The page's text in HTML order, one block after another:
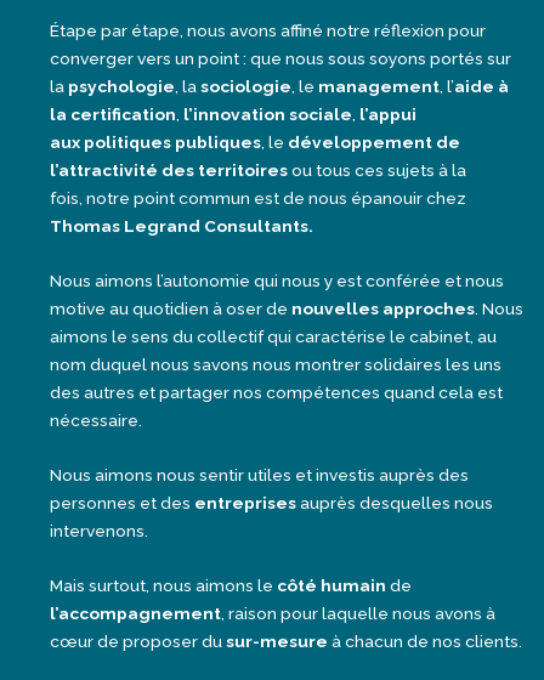
Étape par étape, nous avons affiné notre réflexion pour
converger vers un point : que nous sous soyons portés sur
la psychologie, lasociologie, le management, l’aide à
la certification, l’innovation sociale, l’appui
aux politiques publiques, le développement de
l’attractivité des territoiresou tous ces sujets à la
fois, notre point commun est de nous épanouir chez
Thomas Legrand Consultants.
Nous aimons l’autonomie qui nous y est conférée et nous
motive au quotidien à oser de nouvelles approches . Nous
aimons le sens du collectif qui caractérise le cabinet, au
nom duquel nous savons nous montrer solidaires les uns
des autres et partager nos compétences quand cela est
nécessaire.
Nous aimons nous sentir utiles et investis auprès des
personnes et des entreprisesauprès desquelles nous
intervenons.
Mais surtout, nous aimons le côté humain de
l’accompagnement , raison pour laquelle nous avons à
cœur de proposer dusur-mesure à chacun de nos clients.